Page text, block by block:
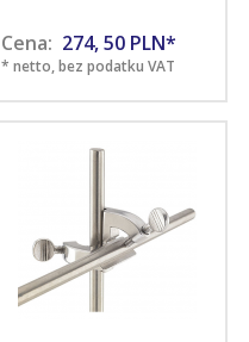
Cena: 274,50 PLN*
* netto, bez podatku VAT